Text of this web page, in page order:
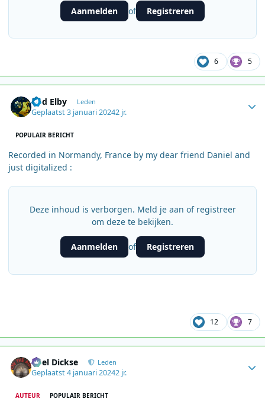
Aanmelden of Registreren
6 5
Rod Elby Leden
Geplaatst3 januari 20242 jr.
POPULAIR BERICHT
Recorded in Normandy, France by my dear friend Daniel and
just digitalized :
Deze inhoud is verborgen. Meld je aan of registreer
om deze te bekijken.
Aanmelden of Registreren
12 7
Roel Dickse Leden
Geplaatst4 januari 20242 jr.
AUTEUR POPULAIR BERICHT